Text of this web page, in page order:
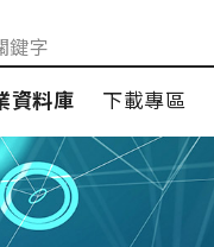
資料庫 下載專區